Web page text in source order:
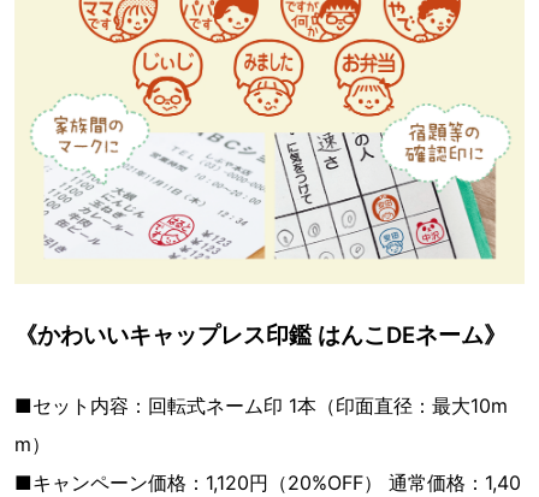
《かわいいキャップレス印鑑 はんこDEネーム》
■セット内容：回転式ネーム印 1本（印面直径：最大10m
m）
■キャンペーン価格：1,120円（20%OFF） 通常価格：1,40